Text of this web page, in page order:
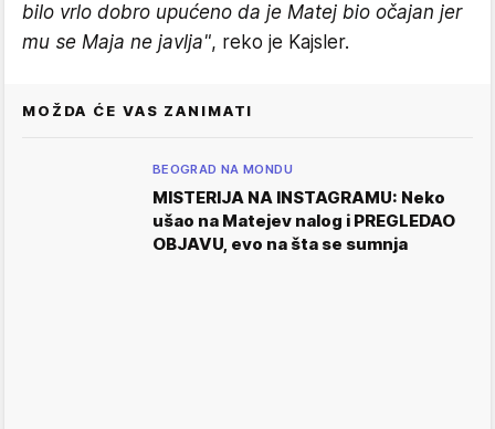
bilo vrlo dobro upućeno da je Matej bio očajan jer
mu se Maja ne javlja", reko je Kajsler.
MOŽDA ĆE VAS ZANIMATI
BEOGRAD NA MONDU
MISTERIJA NA INSTAGRAMU: Neko
ušao na Matejev nalog i PREGLEDAO
OBJAVU, evo na šta se sumnja